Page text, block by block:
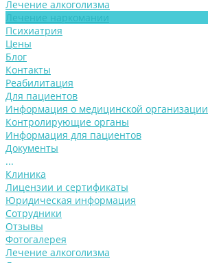
Лечение алкоголизма
Лечение наркомании
Психиатрия
Цены
Блог
Контакты
Реабилитация
Для пациентов
Информация о медицинской организации
Контролирующие органы
Информация для пациентов
Документы
...
Клиника
Лицензии и сертификаты
Юридическая информация
Сотрудники
Отзывы
Фотогалерея
Лечение алкоголизма